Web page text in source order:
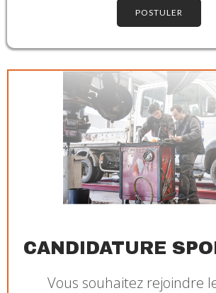
POSTULER
CANDIDATURE
Vous souhaitez rejoindre